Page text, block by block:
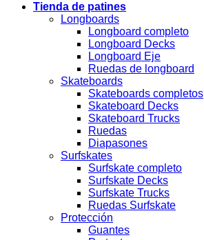
Tienda de patines
Longboards
Longboard completo
Longboard Decks
Longboard Eje
Ruedas de longboard
Skateboards
Skateboards completos
Skateboard Decks
Skateboard Trucks
Ruedas
Diapasones
Surfskates
Surfskate completo
Surfskate Decks
Surfskate Trucks
Ruedas Surfskate
Protección
Guantes